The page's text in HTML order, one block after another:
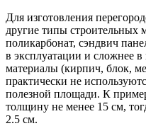
Для изготовления
другие типы строительных
поликарбонат, сэндвич
в эксплуатации и сложнее
материалы (кирпич, блок,
практически не
полезной площади. К
толщину не менее 15 см,
2.5 см.